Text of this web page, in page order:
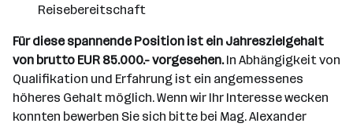
Reisebereitschaft
Für diese spannende Position ist ein Jahreszielgehalt
von brutto EUR 85.000.- vorgesehen.In Abhängigkeit von
Qualifikation und Erfahrung ist ein angemessenes
höheres Gehalt möglich. Wenn wir Ihr Interesse wecken
konnten bewerben Sie sich bitte bei Mag. Alexander